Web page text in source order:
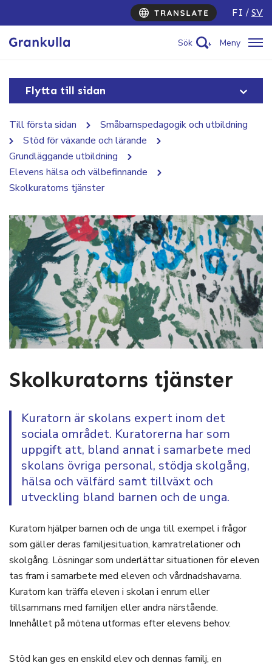
FI SV
Sök Meny
Flytta till sidan
Till första sidan
Småbarnspedagogik och utbildning
Stöd för växande och lärande
Grundläggande utbildning
Elevens hälsa och välbefinnande
Skolkuratorns tjänster
Skolkuratorns tjänster
Kuratorn är skolans expert inom det
sociala området. Kuratorerna har som
uppgift att, bland annat i samarbete med
skolans övriga personal, stödja skolgång,
hälsa och välfärd samt tillväxt och
utveckling bland barnen och de unga.
Kuratorn hjälper barnen och de unga till exempel i frågor
som gäller deras familjesituation, kamratrelationer och
skolgång. Lösningar som underlättar situationen för eleven
tas fram i samarbete med eleven och vårdnadshavarna.
Kuratorn kan träffa eleven i skolan i enrum eller
tillsammans med familjen eller andra närstående.
Innehållet på mötena utformas efter elevens behov.
Stöd kan ges en enskild elev och dennas familj, en